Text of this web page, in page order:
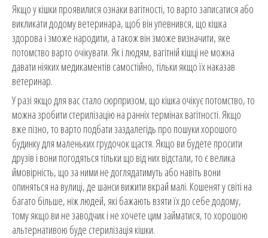
Якщо у кішки проявилися ознаки вагітності, то варто записатися або
викликати додому ветеринара, щоб він упевнився, що кішка
здорова і зможе народити, а також він зможе визначити, яке
потомство варто очікувати. Як і людям, вагітній кішці не можна
давати ніяких медикаментів самостійно, тільки якщо їх наказав
ветеринар.
У разі якщо для вас стало сюрпризом, що кішка очікує потомство, то
можна зробити стерилізацію на ранніх термінах вагітності. Якщо
вже пізно, то варто подбати заздалегідь про пошуки хорошого
будинку для маленьких грудочок щастя. Якщо ви будете просити
друзів і вони погодяться тільки що від них відстали, то є велика
ймовірність, що за ними не доглядатимуть або навіть вони
опиняться на вулиці, де шанси вижити вкрай малі. Кошенят у світі на
багато більше, ніж людей, які бажають взяти їх до себе додому,
тому якщо ви не заводчик і не хочете цим займатися, то хорошою
альтернативою буде стерилізація кішки.